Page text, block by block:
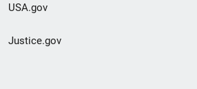
USA.gov
Justice.gov